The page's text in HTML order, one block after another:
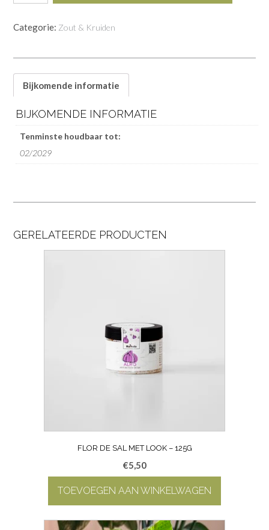
Sal
Oregano
125g
Categorie: Zout & Kruiden
Bijkomende informatie
BIJKOMENDE INFORMATIE
Tenminste houdbaar tot:
02/2029
GERELATEERDE PRODUCTEN
FLOR DE SAL MET LOOK – 125G
€5,50
TOEVOEGEN AAN WINKELWAGEN